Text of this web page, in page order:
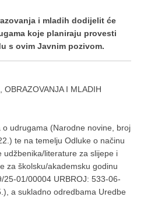
i mladih dodijelit će
koje planiraju provesti
s ovim Javnim pozivom.
OBRAZOVANJA I MLADIH
udrugama (Narodne novine, broj
te na temelju Odluke o načinu
literature za slijepe i
za školsku/akademsku godinu
25-01/00004 URBROJ: 533-06-
a sukladno odredbama Uredbe